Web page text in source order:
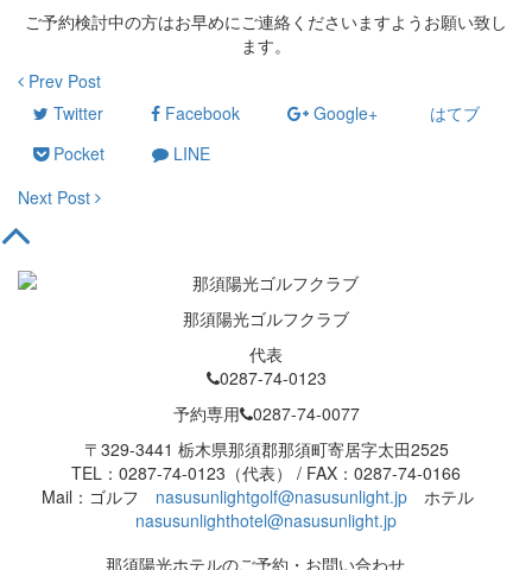
ご予約検討中の方はお早めにご連絡くださいますようお願い致し
ます。
Prev Post
Twitter
Facebook Google+
はてブ
Pocket
LINE
Next Post
那須陽光ゴルフクラブ
代表
0287-74-0123
予約専用 0287-74-0077
〒329-3441 栃木県那須郡那須町寄居字太田2525
TEL：0287-74-0123（代表） / FAX：0287-74-0166
Mail：ゴルフ nasusunlightgolf@nasusunlight.jp ホテル
nasusunlighthotel@nasusunlight.jp
那須陽光ホテルのご予約・お問い合わせ